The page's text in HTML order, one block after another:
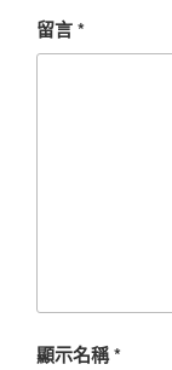
留言*
顯示名稱*